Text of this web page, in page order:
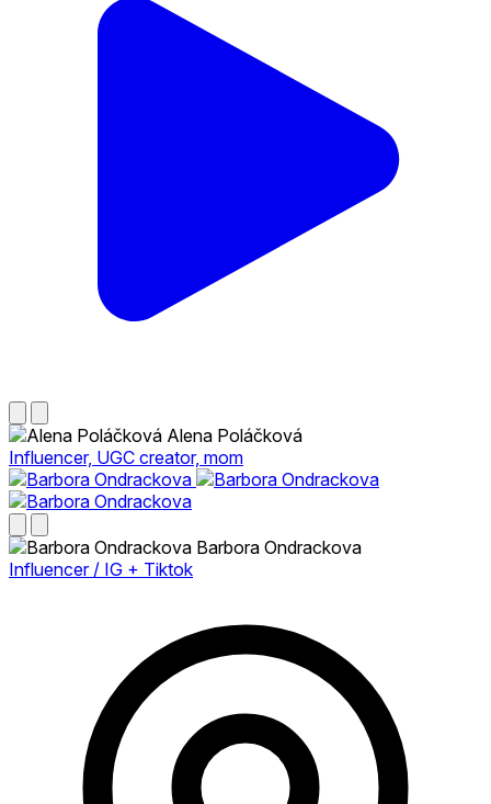
Alena Poláčková
Influencer, UGC creator, mom
Barbora Ondrackova
Influencer / IG + Tiktok